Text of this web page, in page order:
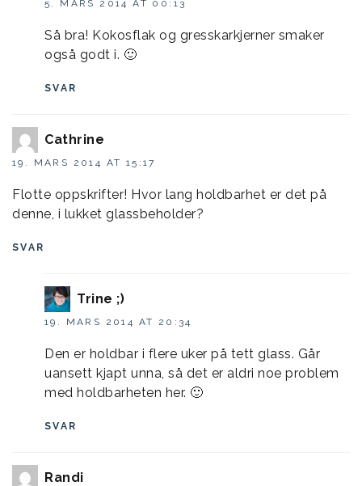
5. MARS 2014 AT 00:13
Så bra! Kokosflak og gresskarkjerner smaker
også godt i. 🙂
SVAR
Cathrine
19. MARS 2014 AT 15:17
Flotte oppskrifter! Hvor lang holdbarhet er det på
denne, i lukket glassbeholder?
SVAR
Trine ;)
19. MARS 2014 AT 20:34
Den er holdbar i flere uker på tett glass. Går
uansett kjapt unna, så det er aldri noe problem
med holdbarheten her. 🙂
SVAR
Randi